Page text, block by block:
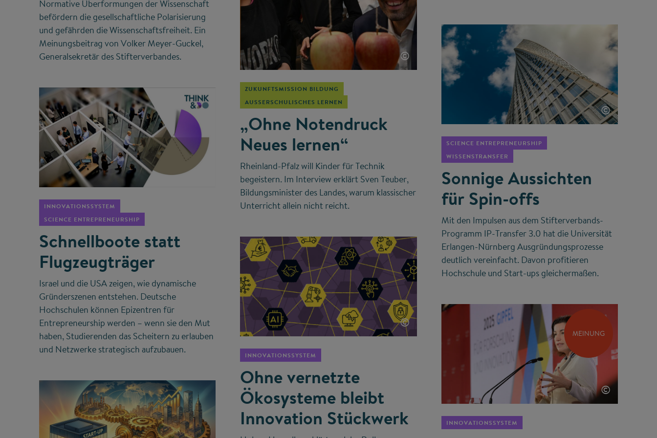
Normative Überformungen der Wissenschaft
befördern die gesellschaftliche Polarisierung
und gefährden die Wissenschaftsfreiheit. Ein
Meinungsbeitrag von Volker Meyer-Guckel,
Generalsekretär des Stifterverbandes.
INNOVATIONSSYSTEM
SCIENCE ENTREPRENEURSHIP
Schnellboote statt
Flugzeugträger
Israel und die USA zeigen, wie dynamische
Gründerszenen entstehen. Deutsche
Hochschulen können Epizentren für
Entrepreneurship werden – wenn sie den Mut
haben, Studierenden das Scheitern zu erlauben
und Netzwerke strategisch aufzubauen.
©
ZUKUNFTSMISSION BILDUNG
AUSSERSCHULISCHES LERNEN
„Ohne Notendruck
Neues lernen“
Rheinland-Pfalz will Kinder für Technik
begeistern. Im Interview erklärt Sven Teuber,
Bildungsminister des Landes, warum klassischer
Unterricht allein nicht reicht.
©
SCIENCE ENTREPRENEURSHIP
WISSENSTRANSFER
Sonnige Aussichten
für Spin-offs
Mit den Impulsen aus dem Stifterverbands-
Programm IP-Transfer 3.0 hat die Universität
Erlangen-Nürnberg Ausgründungsprozesse
deutlich vereinfacht. Davon profitieren
Hochschule und Start-ups gleichermaßen.
©
INNOVATIONSSYSTEM
Ohne vernetzte
Ökosysteme bleibt
Innovation Stückwerk
MEINUNG
©
INNOVATIONSSYSTEM